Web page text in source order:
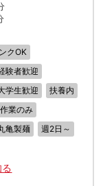
クOK
験者歓迎
学生歓迎
扶養内
業のみ
亀製麺 週2日～